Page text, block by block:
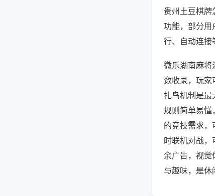
贵州土豆棋牌
功能，部分用
行、自动连接
微乐湖南麻将
数收录，玩家
扎鸟机制是
规则简单易懂
的竞技需求
时联机对战
余广告，视觉
与趣味，是休